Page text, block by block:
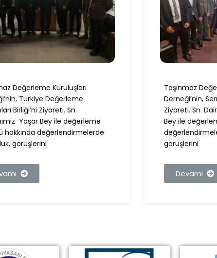
Değerleme Kuruluşları
Türkiye Değerleme
Birliği’ni Ziyareti. Sn.
Yaşar Bey ile değerleme
hakkında değerlendirmelerde
görüşlerini
Taşınmaz
Derneği’nin,
Ziyareti. Sn.
Bey ile
görüşlerini
Devamı